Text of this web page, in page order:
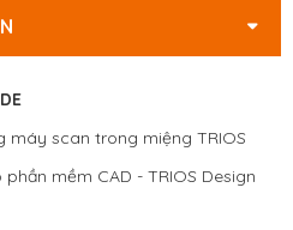
máy scan trong miệng TRIOS
mềm CAD - TRIOS Design